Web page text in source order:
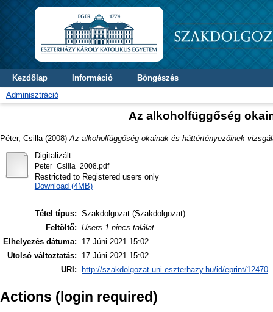
Kezdőlap Információ
Böngészés
Adminisztráció
Az alkoholfüggőség
Péter, Csilla (2008) Az alkoholfüggőség okainak és háttértényezőinek
Digitalizált
Peter_Csilla_2008.pdf
Restricted to Registered users only
Download (4MB)
Tétel típus: Szakdolgozat (Szakdolgozat)
Feltöltő:
Users 1 nincs találat.
Elhelyezés dátuma:
17 Júni 2021 15:02
Utolsó változtatás:
17 Júni 2021 15:02
URI:
http://szakdolgozat.uni-eszterhazy.hu/id/eprint/12470
Actions (login required)